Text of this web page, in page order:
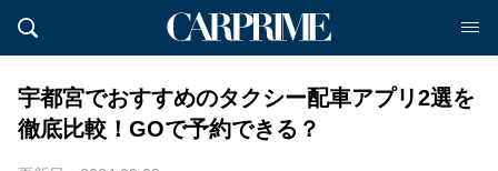
宇都宮でおすすめのタクシー配車アプリ2選を
徹底比較！GOで予約できる？